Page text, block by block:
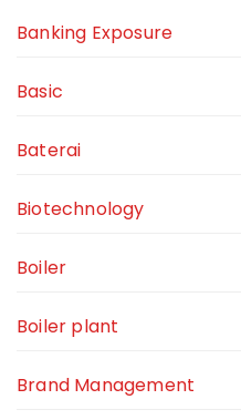
Banking Exposure
Basic
Baterai
Biotechnology
Boiler
Boiler plant
Brand Management